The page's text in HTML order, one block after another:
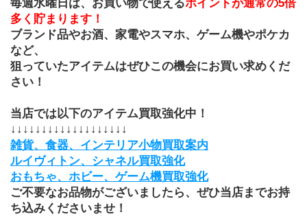
毎週水曜日は、お買い物で使えるポイントが通常の5倍
多く貯まります！
ブランド品やお酒、家電やスマホ、ゲーム機やポケカ
など、
狙っていたアイテムはぜひこの機会にお買い求めくだ
さい！
当店では以下のアイテム買取強化中！
↓↓↓↓↓↓↓↓↓↓↓↓↓↓↓↓↓↓↓
雑貨、食器、インテリア小物買取案内
ルイヴィトン、シャネル買取強化
おもちゃ、ホビー、ゲーム機買取強化
ご不要なお品物がございましたら、ぜひ当店までお持
ち込みくださいませ！